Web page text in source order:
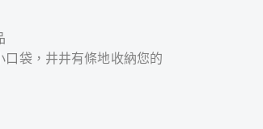
袋，井井有條地收納您的